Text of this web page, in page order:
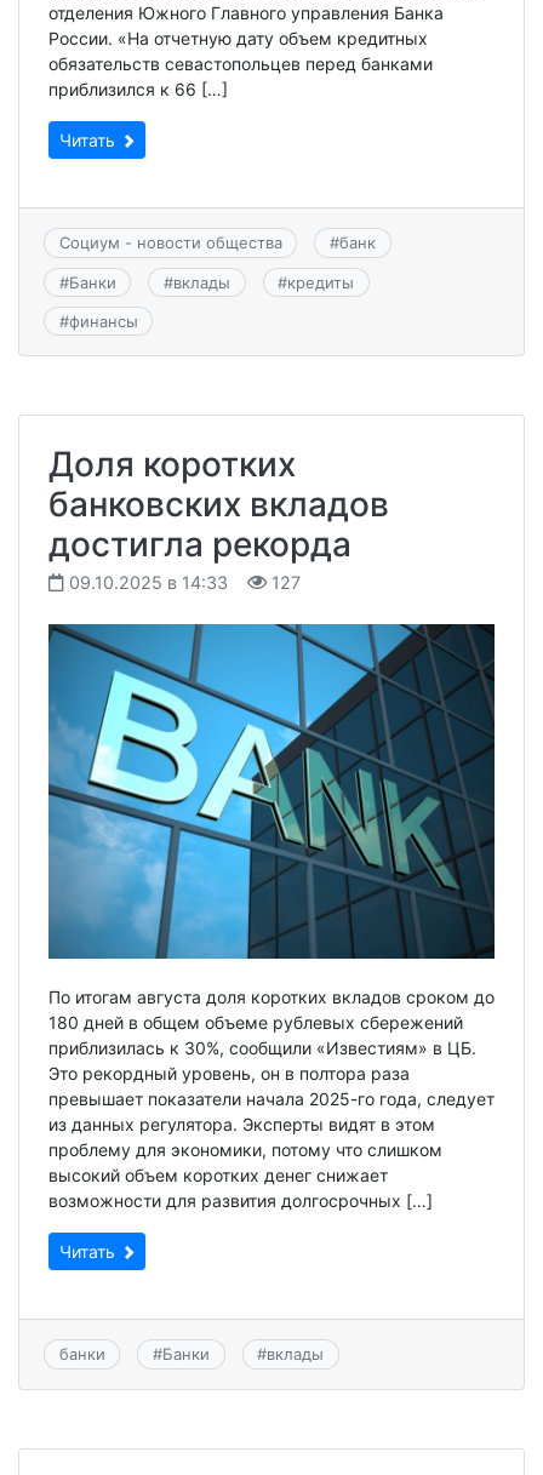
отделения Южного Главного управления Банка
России. «На отчетную дату объем кредитных
обязательств севастопольцев перед банками
приблизился к 66 […]
Читать
Социум - новости общества #банк
#Банки #вклады #кредиты
#финансы
Доля коротких
банковских вкладов
достигла рекорда
09.10.2025 в 14:33 127
По итогам августа доля коротких вкладов сроком до
180 дней в общем объеме рублевых сбережений
приблизилась к 30%, сообщили «Известиям» в ЦБ.
Это рекордный уровень, он в полтора раза
превышает показатели начала 2025-го года, следует
из данных регулятора. Эксперты видят в этом
проблему для экономики, потому что слишком
высокий объем коротких денег снижает
возможности для развития долгосрочных […]
Читать
банки #Банки #вклады